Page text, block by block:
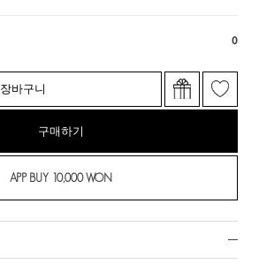
0
장바구니
구매하기